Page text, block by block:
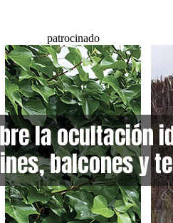
patrocinado